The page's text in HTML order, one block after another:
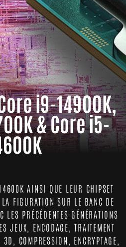
i9-14900K,
& Core i5-
AINSI QUE LEUR CHIPSET
FIGURATION SUR LE BANC DE
PRÉCÉDENTES GÉNÉRATIONS
JEUX, ENCODAGE, TRAITEMENT
COMPRESSION, ENCRYPTAGE,